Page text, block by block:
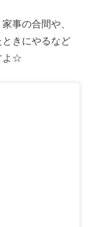
事の合間や、
きにやるなど
よ☆